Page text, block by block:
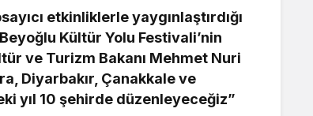
etkinliklerle yaygınlaştırdığı
Kültür Yolu Festivali’nin
ve Turizm Bakanı Mehmet Nuri
Diyarbakır, Çanakkale ve
yıl 10 şehirde düzenleyeceğiz”